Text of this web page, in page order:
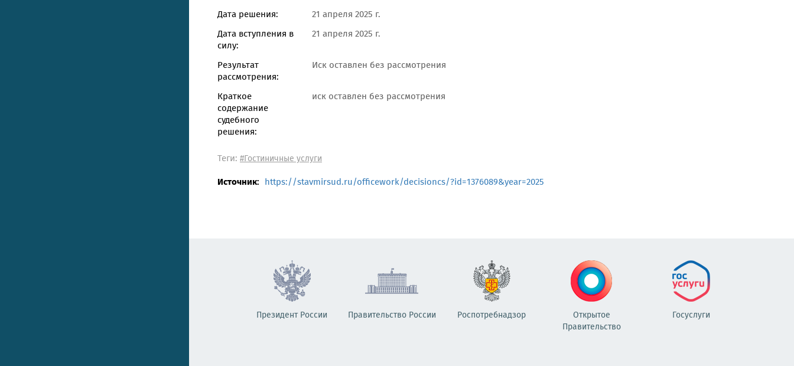
Дата решения:
21 апреля 2025 г.
Дата вступления в
силу:
21 апреля 2025 г.
Результат
рассмотрения:
Иск оставлен без рассмотрения
Краткое
содержание
судебного
решения:
иск оставлен без рассмотрения
Теги: #Гостиничные услуги
Источник: https://stavmirsud.ru/officework/decisioncs/?id=1376089&year=2025
Президент России Правительство России Роспотребнадзор
Открытое
Правительство
Госуслуги